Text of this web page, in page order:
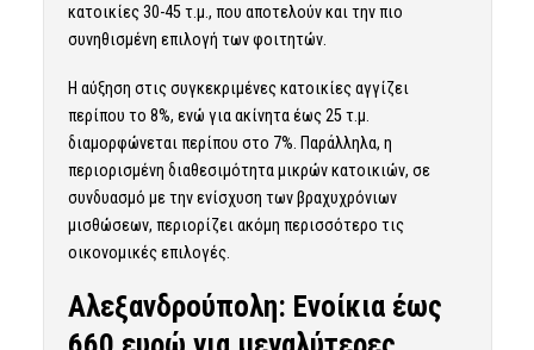
κατοικίες 30-45 τ.μ., που αποτελούν και την πιο
συνηθισμένη επιλογή των φοιτητών.
Η αύξηση στις συγκεκριμένες κατοικίες αγγίζει
περίπου το 8%, ενώ για ακίνητα έως 25 τ.μ.
διαμορφώνεται περίπου στο 7%. Παράλληλα, η
περιορισμένη διαθεσιμότητα μικρών κατοικιών, σε
συνδυασμό με την ενίσχυση των βραχυχρόνιων
μισθώσεων, περιορίζει ακόμη περισσότερο τις
οικονομικές επιλογές.
Αλεξανδρούπολη: Ενοίκια έως